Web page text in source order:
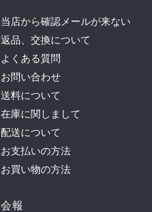
当店から確認メールが来ない
返品、交換について
よくある質問
お問い合わせ
送料について
在庫に関しまして
配送について
お支払いの方法
お買い物の方法
会報